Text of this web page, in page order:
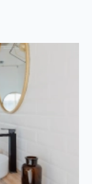
Moms menjadi